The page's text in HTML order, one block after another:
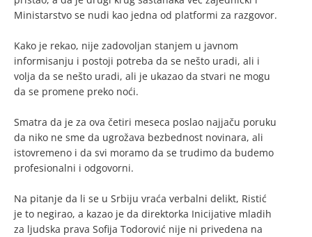
Ministarstvo se nudi kao jedna od platformi za razgovor.
Kako je rekao, nije zadovoljan stanjem u javnom
informisanju i postoji potreba da se nešto uradi, ali i
volja da se nešto uradi, ali je ukazao da stvari ne mogu
da se promene preko noći.
Smatra da je za ova četiri meseca poslao najjaču poruku
da niko ne sme da ugrožava bezbednost novinara, ali
istovremeno i da svi moramo da se trudimo da budemo
profesionalni i odgovorni.
Na pitanje da li se u Srbiju vraća verbalni delikt, Ristić
je to negirao, a kazao je da direktorka Inicijative mladih
za ljudska prava Sofija Todorović nije ni privedena na